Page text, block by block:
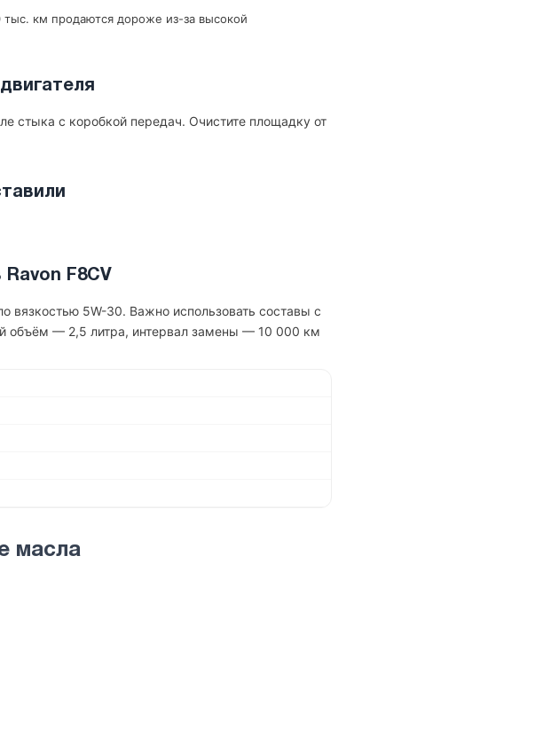
км продаются дороже из-за высокой
стыка с коробкой передач. Очистите площадку от
F8CV
вязкостью 5W-30. Важно использовать составы с
объём — 2,5 литра, интервал замены — 10 000 км
масла